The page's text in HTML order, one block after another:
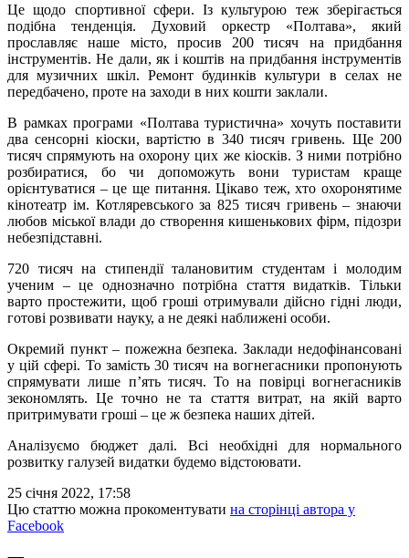
Це щодо спортивної сфери. Із культурою теж зберігається
подібна тенденція. Духовий оркестр «Полтава», який
прославляє наше місто, просив 200 тисяч на придбання
інструментів. Не дали, як і коштів на придбання інструментів
для музичних шкіл. Ремонт будинків культури в селах не
передбачено, проте на заходи в них кошти заклали.
В рамках програми «Полтава туристична» хочуть поставити
два сенсорні кіоски, вартістю в 340 тисяч гривень. Ще 200
тисяч спрямують на охорону цих же кіосків. З ними потрібно
розбиратися, бо чи допоможуть вони туристам краще
орієнтуватися – це ще питання. Цікаво теж, хто охоронятиме
кінотеатр ім. Котляревського за 825 тисяч гривень – знаючи
любов міської влади до створення кишенькових фірм, підозри
небезпідставні.
720 тисяч на стипендії талановитим студентам і молодим
ученим – це однозначно потрібна стаття видатків. Тільки
варто простежити, щоб гроші отримували дійсно гідні люди,
готові розвивати науку, а не деякі наближені особи.
Окремий пункт – пожежна безпека. Заклади недофінансовані
у цій сфері. То замість 30 тисяч на вогнегасники пропонують
спрямувати лише п’ять тисяч. То на повірці вогнегасників
зекономлять. Це точно не та стаття витрат, на якій варто
притримувати гроші – це ж безпека наших дітей.
Аналізуємо бюджет далі. Всі необхідні для нормального
розвитку галузей видатки будемо відстоювати.
25 січня 2022, 17:58
Цю статтю можна прокоментувати на сторінці автора у
Facebook